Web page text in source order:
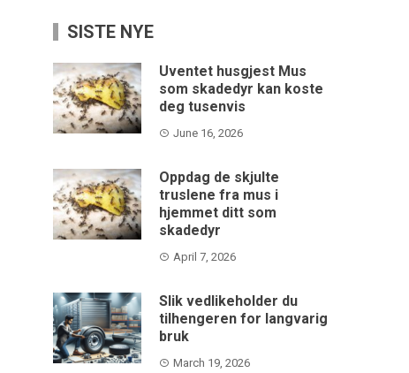
SISTE NYE
Uventet husgjest Mus
som skadedyr kan koste
deg tusenvis
June 16, 2026
Oppdag de skjulte
truslene fra mus i
hjemmet ditt som
skadedyr
April 7, 2026
Slik vedlikeholder du
tilhengeren for langvarig
bruk
March 19, 2026